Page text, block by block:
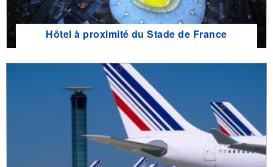
Hôtel à proximité du Stade de France